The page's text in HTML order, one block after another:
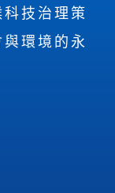
技治理策
環境的永